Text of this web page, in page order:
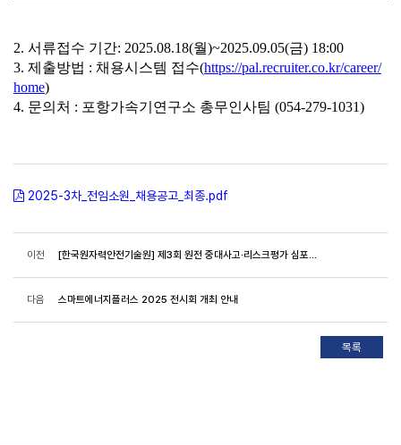
2. 서류접수 기간: 2025.08.18(월)~2025.09.05(금) 18:00
3. 제출방법 : 채용시스템 접수(https://pal.recruiter.co.kr/career/
home)
4. 문의처 : 포항가속기연구소 총무인사팀 (054-279-1031)
2025-3차_전임소원_채용공고_최종.pdf
이전 [한국원자력안전기술원] 제3회 원전 중대사고·리스크평가 심포지엄 안내
다음 스마트에너지플러스 2025 전시회 개최 안내